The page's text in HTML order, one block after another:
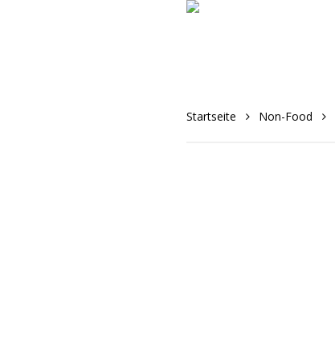
Startseite Non-Food